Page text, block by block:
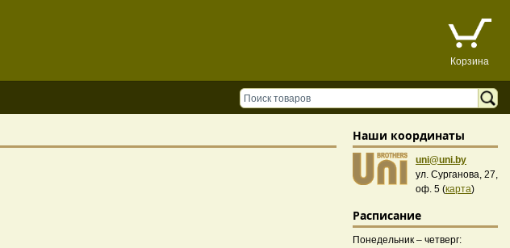
Корзина
Наши координаты
uni@uni.by
ул. Сурганова, 27,
оф. 5 (карта)
Расписание
Понедельник – четверг: